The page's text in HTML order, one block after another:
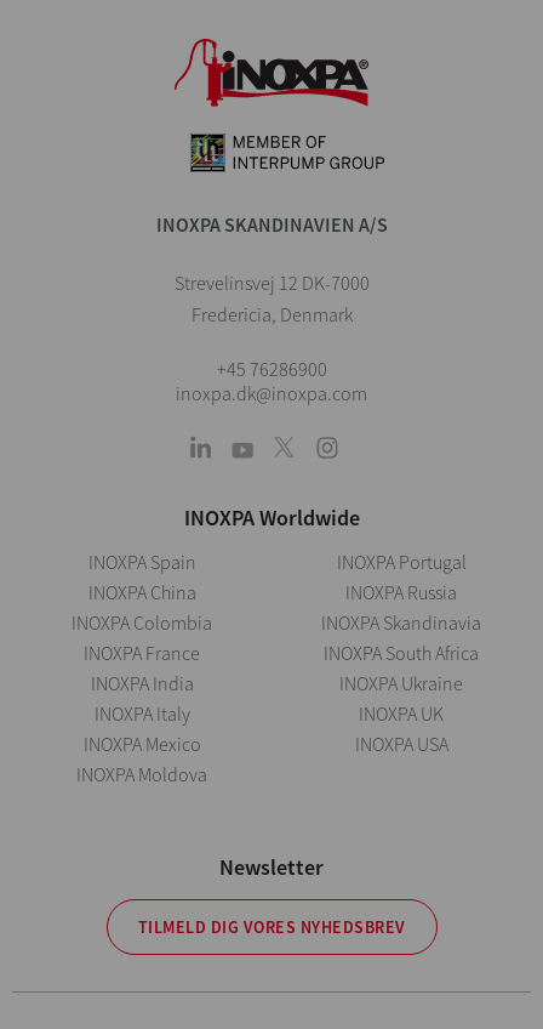
INOXPA SKANDINAVIEN A/S
Strevelinsvej 12 DK-7000
Fredericia, Denmark
+45 76286900
inoxpa.dk@inoxpa.com
INOXPA Worldwide
INOXPA Spain
INOXPA China
INOXPA Colombia
INOXPA France
INOXPA India
INOXPA Italy
INOXPA Mexico
INOXPA Moldova
INOXPA Portugal
INOXPA Russia
INOXPA Skandinavia
INOXPA South Africa
INOXPA Ukraine
INOXPA UK
INOXPA USA
Newsletter
TILMELD DIG VORES NYHEDSBREV